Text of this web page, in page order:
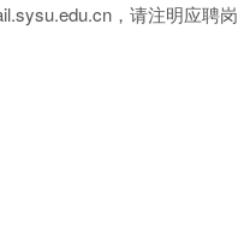
，请注明应聘岗